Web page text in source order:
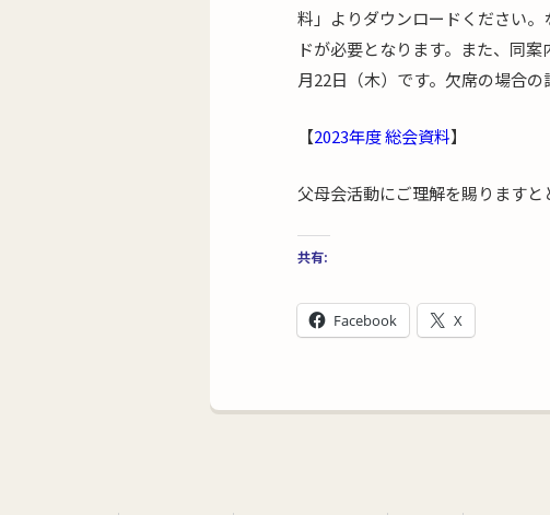
料」よりダウンロードください
ドが必要となります。また、同
月22日（木）です。欠席の場合
【2023年度 総会資料】
父母会活動にご理解を賜ります
共有:
Facebook X